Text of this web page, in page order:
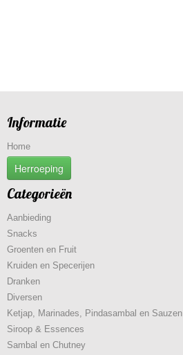
Informatie
Home
Herroeping
Categorieën
Aanbieding
Snacks
Groenten en Fruit
Kruiden en Specerijen
Dranken
Diversen
Ketjap, Marinades, Pindasambal en Sauzen
Siroop & Essences
Sambal en Chutney